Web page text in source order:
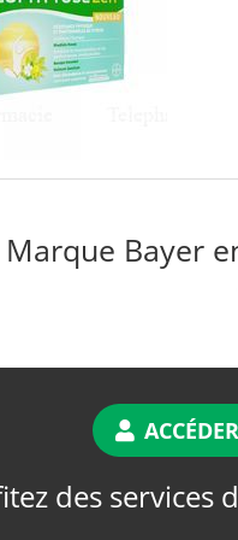
Marque Bayer
des services